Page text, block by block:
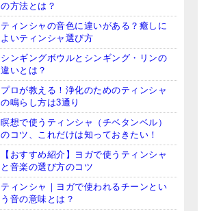
の方法とは？
ティンシャの音色に違いがある？癒しに
よいティンシャ選び方
シンギングボウルとシンギング・リンの
違いとは？
プロが教える！浄化のためのティンシャ
の鳴らし方は3通り
瞑想で使うティンシャ（チベタンベル）
のコツ、これだけは知っておきたい！
【おすすめ紹介】ヨガで使うティンシャ
と音楽の選び方のコツ
ティンシャ｜ヨガで使われるチーンとい
う音の意味とは？